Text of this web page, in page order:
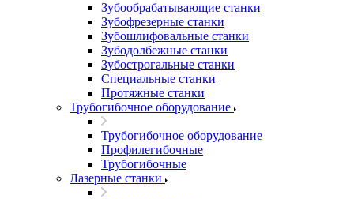
Зубообрабатывающие станки
Зубофрезерные станки
Зубошлифовальные станки
Зубодолбежные станки
Зубострогальные станки
Специальные станки
Протяжные станки
Трубогибочное оборудование
Трубогибочное оборудование
Профилегибочные
Трубогибочные
Лазерные станки